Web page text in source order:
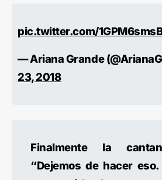
pic.twitter.com/
— Ariana Grande
23, 2018
Finalmente la
“Dejemos de hacer